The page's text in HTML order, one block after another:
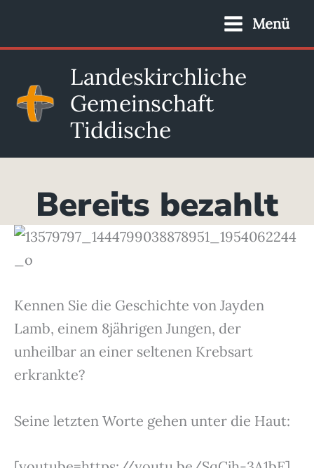
Menü
Landeskirchliche
Gemeinschaft
Tiddische
Bereits bezahlt
Kennen Sie die Geschichte von Jayden
Lamb, einem 8jährigen Jungen, der
unheilbar an einer seltenen Krebsart
erkrankte?
Seine letzten Worte gehen unter die Haut: